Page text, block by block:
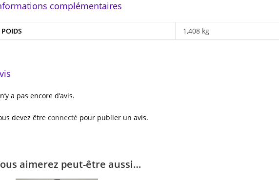
complémentaires
POIDS 1,408 kg
a pas encore d’avis.
devez être connecté pour publier un avis.
aimerez peut-être aussi…